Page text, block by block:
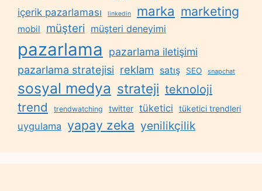
içerik pazarlaması linkedin marka marketing
mobil müşteri müşteri deneyimi
pazarlama
pazarlama iletişimi
pazarlama stratejisi reklam satış SEO snapchat
sosyal medya strateji teknoloji
trend trendwatching twitter tüketici tüketici trendleri
uygulama yapay zeka yenilikçilik